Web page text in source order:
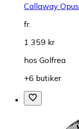
Callaway Opus
fr.
1 359 kr
hos Golfrea
+6 butiker